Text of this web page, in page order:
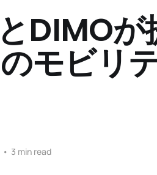
DIMOが
モビリ
• 3 min read